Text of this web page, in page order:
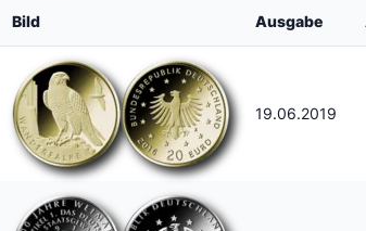
Bild Ausgabe
19.06.2019